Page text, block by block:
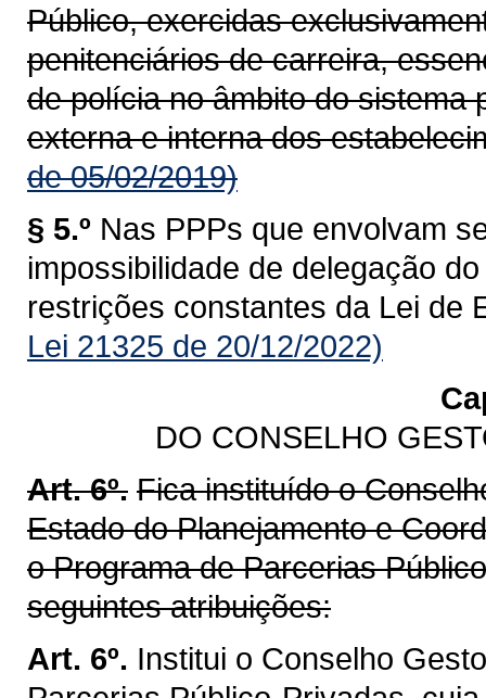
Público, exercidas
penitenciários de carreira,
de polícia no âmbito do sistema
externa e interna dos
de 05/02/2019)
§ 5.º Nas PPPs que envolvam
impossibilidade de delegação
restrições constantes da Lei de
Lei 21325 de 20/12/2022)
DO CONSELHO
Art. 6º. Fica instituído o
Estado do Planejamento e
o Programa de Parcerias
seguintes atribuições:
Art. 6º. Institui o Conselho